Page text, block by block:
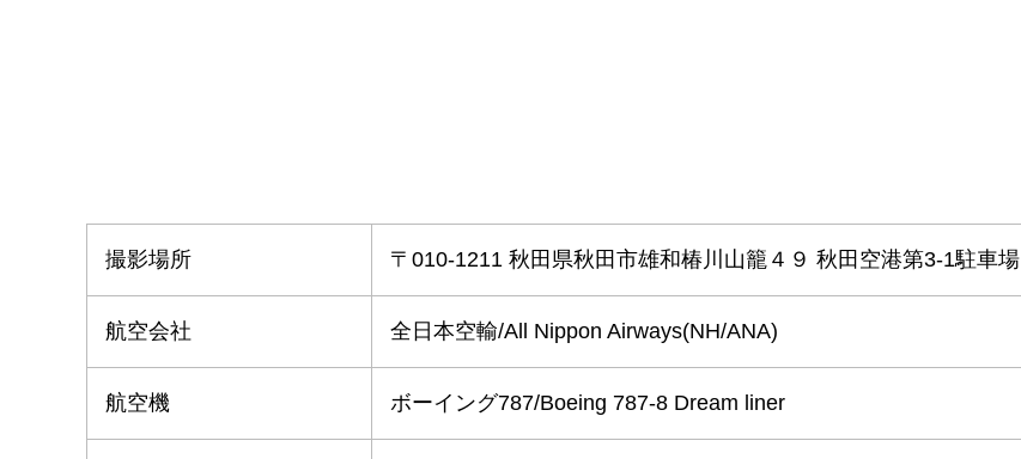
撮影場所 〒010-1211 秋田県秋田市雄和椿川山籠４９ 秋田空港第3-1駐車場
航空会社 全日本空輸/All Nippon Airways(NH/ANA)
航空機 ボーイング787/Boeing 787-8 Dream liner